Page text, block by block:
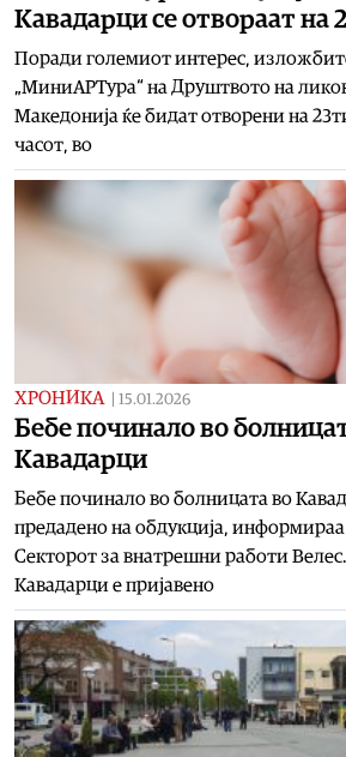
Кавадарци се отвораат на
Поради големиот интерес,
„МиниАРТура“ на Друштвото на
Македонија ќе бидат отворени на
часот, во
ХРОНИКА 15.01.2026
Бебе починало во
Кавадарци
Бебе починало во болницата во
предадено на обдукција, информираа
Секторот за внатрешни работи
Кавадарци е пријавено